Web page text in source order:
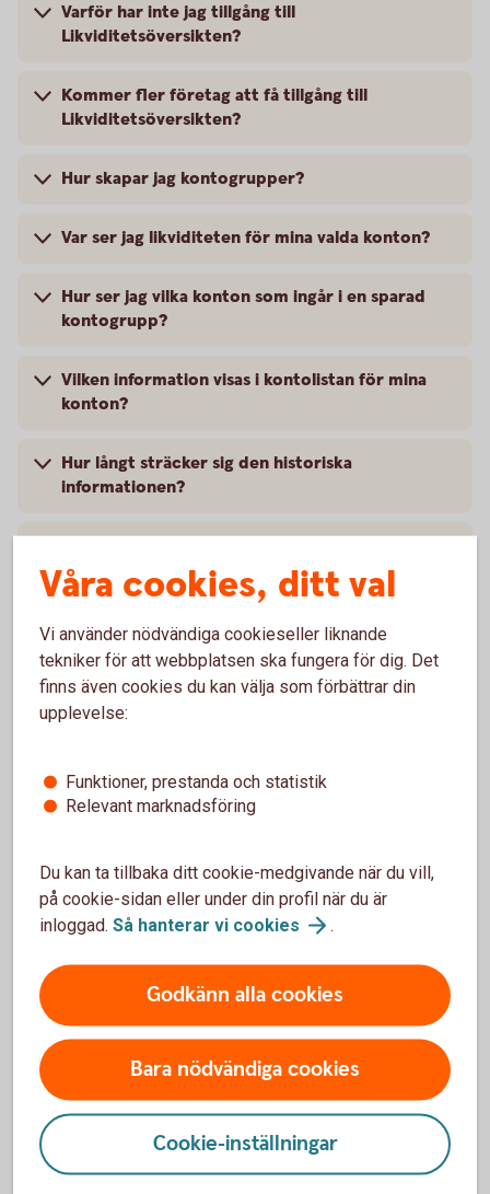
Varför har inte jag tillgång till
Likviditetsöversikten?
Kommer fler företag att få tillgång till
Likviditetsöversikten?
Hur skapar jag kontogrupper?
Var ser jag likviditeten för mina valda konton?
Hur ser jag vilka konton som ingår i en sparad
kontogrupp?
Vilken information visas i kontolistan för mina
konton?
Hur långt sträcker sig den historiska
informationen?
tjänsten?
Vart vänder jag mig vid frågor om
Likviditetsöversikten?
Hur ser jag likviditeten för alla mina konton och
min valutakoncern?
Hur skapar jag en intern kontogrupp?
godkänna cookies för Funktioner, prestanda
och statistik.
Inställningar för cookies
Våra cookies, ditt val
Vi använder nödvändiga cookieseller liknande
tekniker för att webbplatsen ska fungera för dig. Det
finns även cookies du kan välja som förbättrar din
upplevelse:
Funktioner, prestanda och statistik
Relevant marknadsföring
Du kan ta tillbaka ditt cookie-medgivande när du vill,
på cookie-sidan eller under din profil när du är
inloggad. Så hanterar vi cookies .
Godkänn alla cookies
Bara nödvändiga cookies
Cookie-inställningar